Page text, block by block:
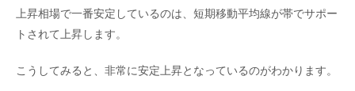
上昇相場で一番安定しているのは、短期移動平均線が帯でサポー
トされて上昇します。
こうしてみると、非常に安定上昇となっているのがわかります。